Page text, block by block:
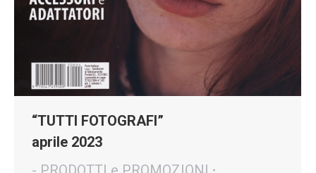
“TUTTI FOTOGRAFI”
aprile 2023